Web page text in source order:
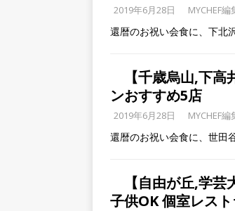
2019年6月28日 MYCHEF編
還暦のお祝い会食に、下北
【千歳烏山,下
ンおすすめ5店
2019年6月28日 MYCHEF編
還暦のお祝い会食に、世田
【自由が丘,学
子供OK 個室レス